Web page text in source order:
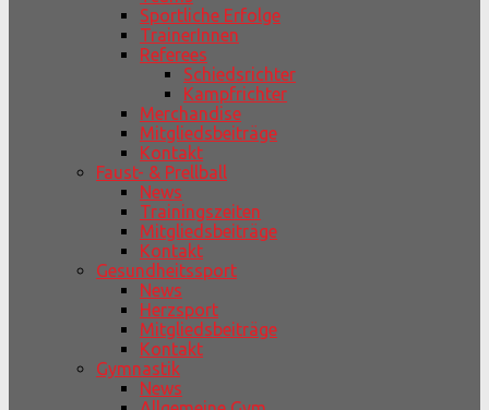
Sportliche Erfolge
TrainerInnen
Referees
Schiedsrichter
Kampfrichter
Merchandise
Mitgliedsbeiträge
Kontakt
Faust- & Prellball
News
Trainingszeiten
Mitgliedsbeiträge
Kontakt
Gesundheitssport
News
Herzsport
Mitgliedsbeiträge
Kontakt
Gymnastik
News